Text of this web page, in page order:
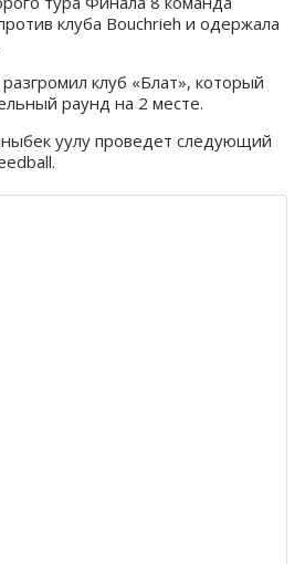
клуба Bouchrieh и одержала
клуб «Блат», который
раунд на 2 месте.
уулу проведет следующий